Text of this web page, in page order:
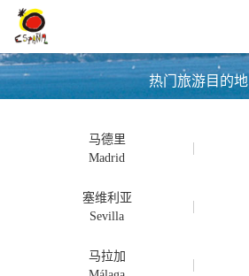
热门旅游目的地
马德里
塞维利亚
马拉加